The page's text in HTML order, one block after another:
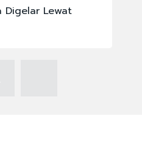
Digelar Lewat